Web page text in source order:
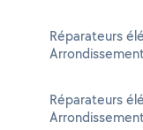
Réparateurs
Réparateurs